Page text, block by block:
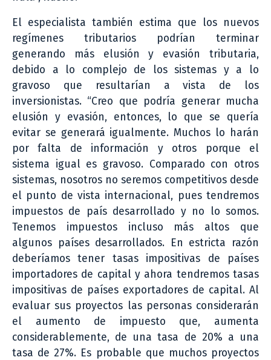
El especialista también estima que los nuevos
regímenes tributarios podrían terminar
generando más elusión y evasión tributaria,
debido a lo complejo de los sistemas y a lo
gravoso que resultarían a vista de los
inversionistas. “Creo que podría generar mucha
elusión y evasión, entonces, lo que se quería
evitar se generará igualmente. Muchos lo harán
por falta de información y otros porque el
sistema igual es gravoso. Comparado con otros
sistemas, nosotros no seremos competitivos desde
el punto de vista internacional, pues tendremos
impuestos de país desarrollado y no lo somos.
Tenemos impuestos incluso más altos que
algunos países desarrollados. En estricta razón
deberíamos tener tasas impositivas de países
importadores de capital y ahora tendremos tasas
impositivas de países exportadores de capital. Al
evaluar sus proyectos las personas considerarán
el aumento de impuesto que, aumenta
considerablemente, de una tasa de 20% a una
tasa de 27%. Es probable que muchos proyectos